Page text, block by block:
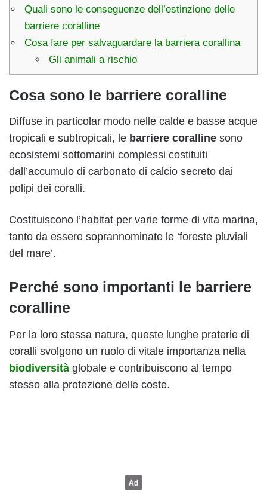
Quali sono le conseguenze dell’estinzione delle
barriere coralline
Cosa fare per salvaguardare la barriera corallina
Gli animali a rischio
Cosa sono le barriere coralline
Diffuse in particolar modo nelle calde e basse acque
tropicali e subtropicali, le barriere coralline sono
ecosistemi sottomarini complessi costituiti
dall’accumulo di carbonato di calcio secreto dai
polipi dei coralli.
Costituiscono l’habitat per varie forme di vita marina,
tanto da essere soprannominate le ‘foreste pluviali
del mare’.
Perché sono importanti le barriere
coralline
Per la loro stessa natura, queste lunghe praterie di
coralli svolgono un ruolo di vitale importanza nella
biodiversità globale e contribuiscono al tempo
stesso alla protezione delle coste.